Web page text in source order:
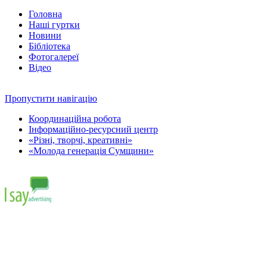
Головна
Наші гуртки
Новини
Бібліотека
Фотогалереї
Відео
Пропустити навігацію
Координаційна робота
Інформаційно-ресурсний центр
«Різні, творчі, креативні»
«Молода генерація Сумщини»